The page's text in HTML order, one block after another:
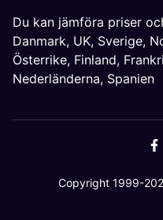
Du kan jämföra priser
Danmark, UK, Sverige,
Österrike, Finland,
Nederländerna, Spanien
Copyright 1999-